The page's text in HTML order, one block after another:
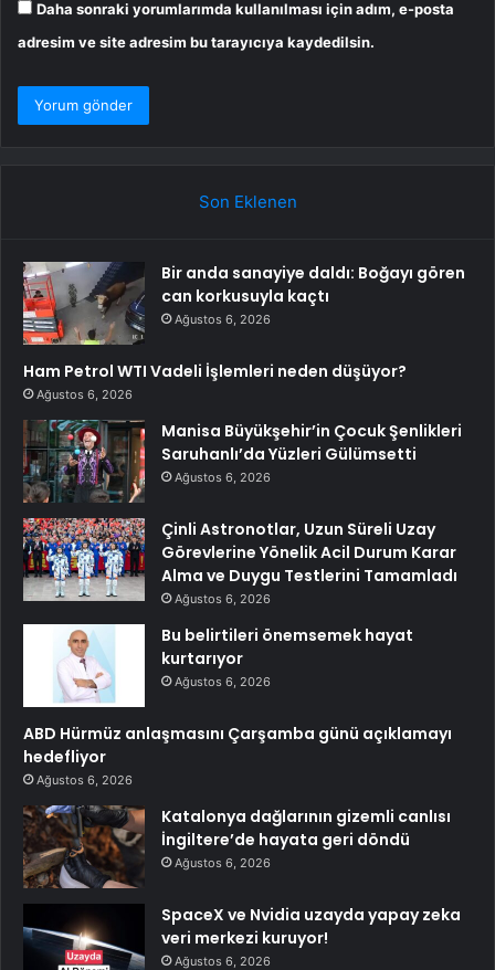
Daha sonraki yorumlarımda kullanılması için adım, e-posta
adresim ve site adresim bu tarayıcıya kaydedilsin.
Son Eklenen
Bir anda sanayiye daldı: Boğayı gören
can korkusuyla kaçtı
Ağustos 6, 2026
Ham Petrol WTI Vadeli İşlemleri neden düşüyor?
Ağustos 6, 2026
Manisa Büyükşehir’in Çocuk Şenlikleri
Saruhanlı’da Yüzleri Gülümsetti
Ağustos 6, 2026
Çinli Astronotlar, Uzun Süreli Uzay
Görevlerine Yönelik Acil Durum Karar
Alma ve Duygu Testlerini Tamamladı
Ağustos 6, 2026
Bu belirtileri önemsemek hayat
kurtarıyor
Ağustos 6, 2026
ABD Hürmüz anlaşmasını Çarşamba günü açıklamayı
hedefliyor
Ağustos 6, 2026
Katalonya dağlarının gizemli canlısı
İngiltere’de hayata geri döndü
Ağustos 6, 2026
SpaceX ve Nvidia uzayda yapay zeka
veri merkezi kuruyor!
Ağustos 6, 2026